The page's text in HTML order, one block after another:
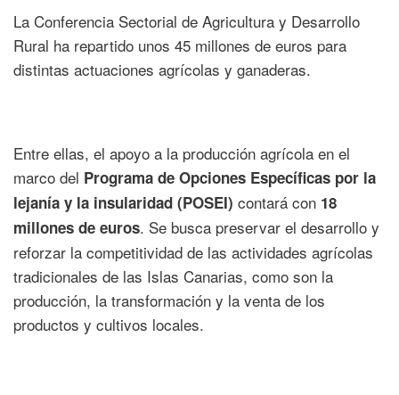
La Conferencia Sectorial de Agricultura y Desarrollo
Rural ha repartido unos 45 millones de euros para
distintas actuaciones agrícolas y ganaderas.
Entre ellas, el apoyo a la producción agrícola en el
marco del Programa de Opciones Específicas por la
lejanía y la insularidad (POSEI) contará con 18
millones de euros. Se busca preservar el desarrollo y
reforzar la competitividad de las actividades agrícolas
tradicionales de las Islas Canarias, como son la
producción, la transformación y la venta de los
productos y cultivos locales.